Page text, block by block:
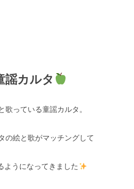
謡カルタ
歌っている童謡カルタ。
の絵と歌がマッチングして
ようになってきました